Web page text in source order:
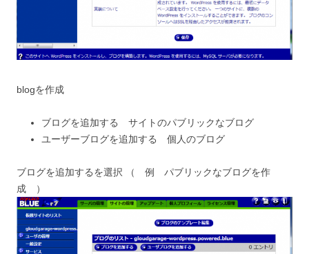
blogを作成
ブログを追加する サイトのパブリックなブログ
ユーザーブログを追加する 個人のブログ
ブログを追加するを選択 （ 例 パブリックなブログを作
成 ）